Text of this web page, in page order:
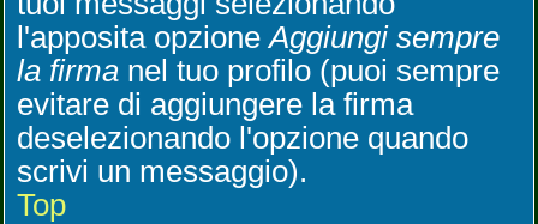
l'apposita opzioneAggiungi sempre
la firma nel tuo profilo (puoi sempre
evitare di aggiungere la firma
deselezionando l'opzione quando
scrivi un messaggio).
Top